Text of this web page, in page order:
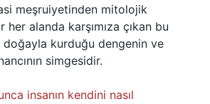
meşruiyetinden mitolojik
her alanda karşımıza çıkan bu
doğayla kurduğu dengenin ve
simgesidir.
insanın kendini nasıl